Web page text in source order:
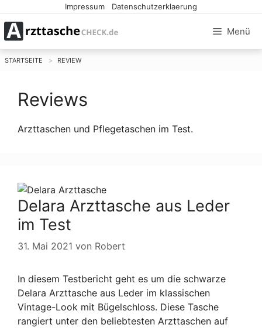
Inhalt
springen
Impressum Datenschutzerklaerung
Menü
STARTSEITE REVIEW
Reviews
Arzttaschen und Pflegetaschen im Test.
Delara Arzttasche aus Leder
im Test
31. Mai 2021 von Robert
In diesem Testbericht geht es um die schwarze
Delara Arzttasche aus Leder im klassischen
Vintage-Look mit Bügelschloss. Diese Tasche
rangiert unter den beliebtesten Arzttaschen auf